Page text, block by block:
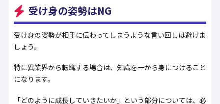
受け身の姿勢はNG
受け身の姿勢が相手に伝わってしまうような言い回しは避けま
しょう。
特に異業界から転職する場合は、知識を一から身につけること
になります。
「どのように成長していきたいか」という部分については、必